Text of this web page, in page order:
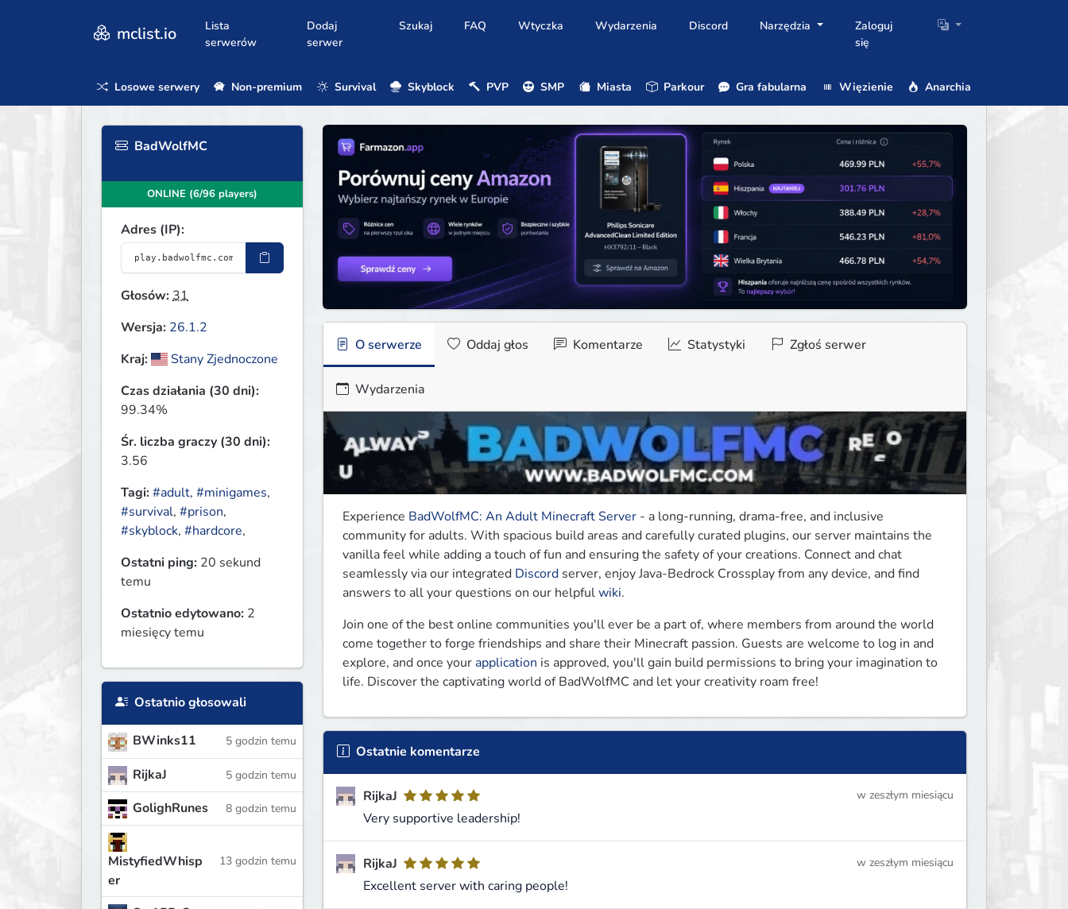
mclist.io
Lista
serwerów
Dodaj
serwer
Szukaj FAQ Wtyczka Wydarzenia Discord Narzędzia
Zaloguj
się
Losowe serwery Non-premium Survival Skyblock PVP SMP Miasta Parkour Gra fabularna Więzienie Anarchia
BadWolfMC
ONLINE (6/96 players)
Adres (IP):
Głosów:31
Wersja: 26.1.2
Kraj:
Stany Zjednoczone
Czas działania (30 dni):
99.34%
Śr. liczba graczy (30 dni):
3.56
Tagi:#adult, #minigames,
#survival, #prison,
#skyblock, #hardcore,
Ostatni ping: 20 sekund
temu
Ostatnio edytowano: 2
miesięcy temu
Ostatnio głosowali
BWinks11 5 godzin temu
RijkaJ 5 godzin temu
GolighRunes 8 godzin temu
MistyfiedWhisp
er
13 godzin temu
O serwerze Oddaj głos Komentarze Statystyki Zgłoś serwer
Wydarzenia
Experience BadWolfMC: An Adult Minecraft Server - a long-running, drama-free, and inclusive
community for adults. With spacious build areas and carefully curated plugins, our server maintains the
vanilla feel while adding a touch of fun and ensuring the safety of your creations. Connect and chat
seamlessly via our integrated Discord server, enjoy Java-Bedrock Crossplay from any device, and find
answers to all your questions on our helpful wiki.
Join one of the best online communities you'll ever be a part of, where members from around the world
come together to forge friendships and share their Minecraft passion. Guests are welcome to log in and
explore, and once your application is approved, you'll gain build permissions to bring your imagination to
life. Discover the captivating world of BadWolfMC and let your creativity roam free!
Ostatnie komentarze
RijkaJ
Very supportive leadership!
w zeszłym miesiącu
RijkaJ
Excellent server with caring people!
w zeszłym miesiącu